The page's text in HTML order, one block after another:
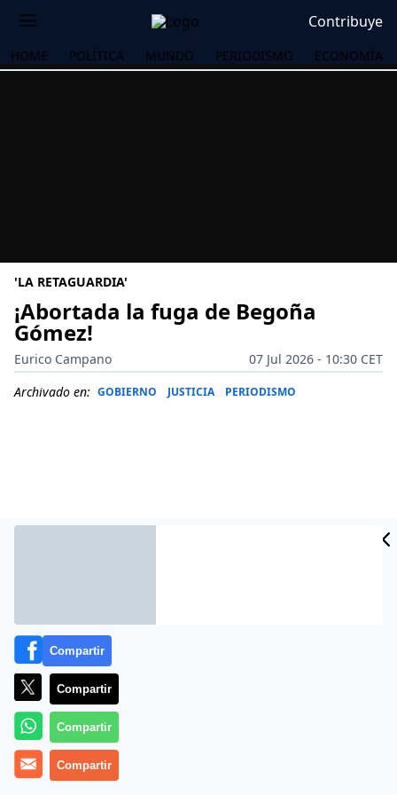
Contribuye
HOME POLÍTICA MUNDO PERIODISMO ECONOMÍA
'LA RETAGUARDIA'
¡Abortada la fuga de Begoña
Gómez!
Eurico Campano
07 Jul 2026 - 10:30 CET
Archivado en: GOBIERNO JUSTICIA PERIODISMO
Más información
Compartir
Compartir
Compartir
Compartir